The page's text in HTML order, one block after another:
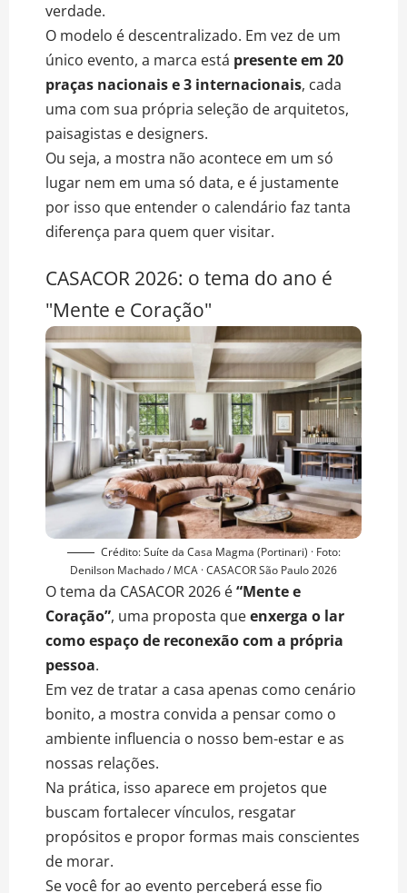
verdade.
O modelo é descentralizado. Em vez de um
único evento, a marca está presente em 20
praças nacionais e 3 internacionais, cada
uma com sua própria seleção de arquitetos,
paisagistas e designers.
Ou seja, a mostra não acontece em um só
lugar nem em uma só data, e é justamente
por isso que entender o calendário faz tanta
diferença para quem quer visitar.
CASACOR 2026: o tema do ano é
"Mente e Coração"
Crédito: Suíte da Casa Magma (Portinari) · Foto:
Denilson Machado / MCA · CASACOR São Paulo 2026
O tema da CASACOR 2026 é“Mente e
Coração”, uma proposta queenxerga o lar
como espaço de reconexão com a própria
pessoa.
Em vez de tratar a casa apenas como cenário
bonito, a mostra convida a pensar como o
ambiente influencia o nosso bem-estar e as
nossas relações.
Na prática, isso aparece em projetos que
buscam fortalecer vínculos, resgatar
propósitos e propor formas mais conscientes
de morar.
Se você for ao evento perceberá esse fio